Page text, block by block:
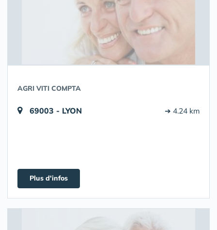
AGRI VITI COMPTA
69003 - LYON ➔ 4.24 km
Plus d'infos